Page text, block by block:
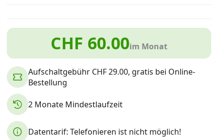
Aktionen
News
Forum
Über uns
CHF 60.00im Monat
Aufschaltgebühr CHF 29.00, gratis bei Online-
Bestellung
2 Monate Mindestlaufzeit
Datentarif: Telefonieren ist nicht möglich!